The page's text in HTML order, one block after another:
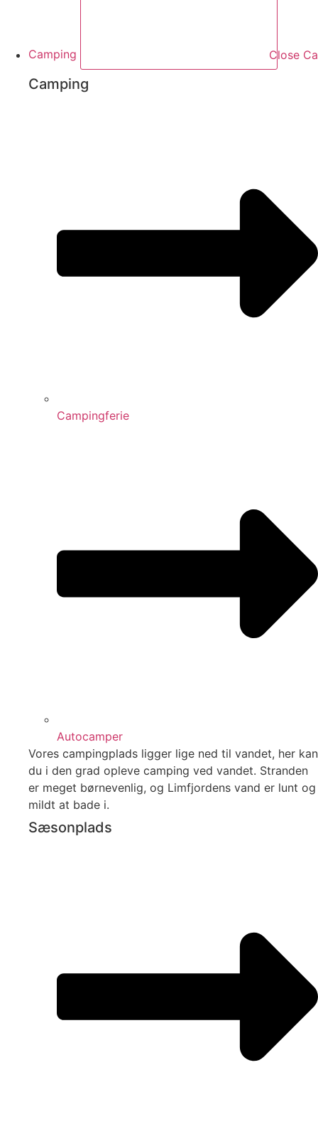
Camping Close
Camping
Campingferie
Autocamper
Vores campingplads ligger lige ned til vandet, her kan
du i den grad opleve camping ved vandet. Stranden
er meget børnevenlig, og Limfjordens vand er lunt og
mildt at bade i.
Sæsonplads